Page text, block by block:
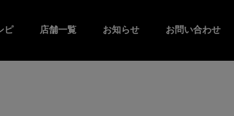
ピ 店舗一覧 お知らせ お問い合わせ